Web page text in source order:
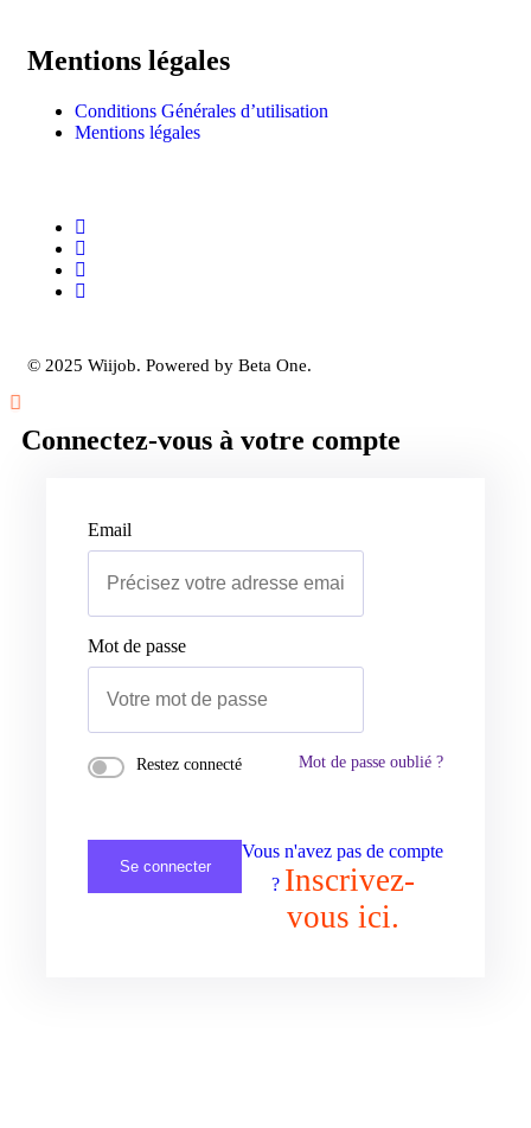
Mentions légales
Conditions Générales d’utilisation
Mentions légales
© 2025 Wiijob. Powered by Beta One.
Connectez-vous à votre compte
Email
Mot de passe
Restez connecté Mot de passe oublié ?
Se connecter
Vous n'avez pas de compte
? Inscrivez-
vous ici.